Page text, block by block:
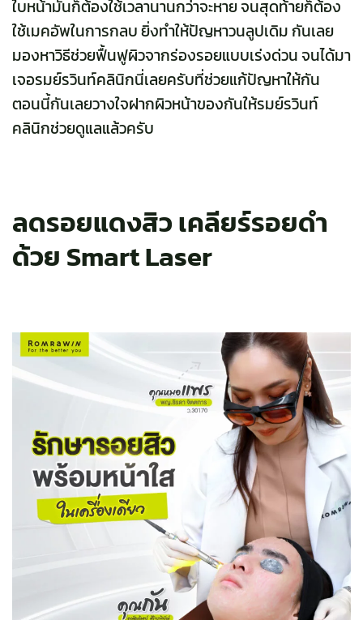
ใบหน้ามันก็ต้องใช้เวลานานกว่าจะหาย จนสุดท้ายก็ต้อง
ใช้เมคอัพในการกลบ ยิ่งทำให้ปัญหาวนลูปเดิม กันเลย
มองหาวิธีช่วยฟื้นฟูผิวจากร่องรอยแบบเร่งด่วน จนได้มา
เจอรมย์รวินท์คลินิกนี่เลยครับที่ช่วยแก้ปัญหาให้กัน
ตอนนี้กันเลยวางใจฝากผิวหน้าของกันให้รมย์รวินท์
คลินิกช่วยดูแลแล้วครับ
ลดรอยแดงสิวเคลียร์รอยดำ
ด้วย Smart Laser